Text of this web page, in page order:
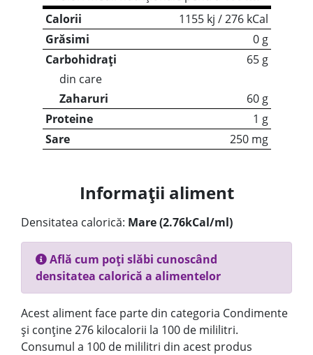
Calorii
1155 kj / 276 kCal
Grăsimi
0 g
Carbohidrați
65 g
din care
Zaharuri
60 g
Proteine
1 g
Sare
250 mg
Informații aliment
Densitatea calorică: Mare (2.76kCal/ml)
Află cum poți slăbi cunoscând
densitatea calorică a alimentelor
Acest aliment face parte din categoria Condimente
și conține 276 kilocalorii la 100 de mililitri.
Consumul a 100 de mililitri din acest produs